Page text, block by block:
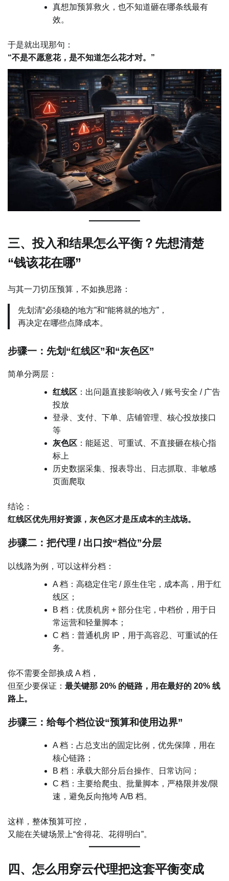
真想加预算救火，也不知道砸在哪条线最有
效。
于是就出现那句：
“不是不愿意花，是不知道怎么花才对。”
三、投入和结果怎么平衡？先想清楚
“钱该花在哪”
与其一刀切压预算，不如换思路：
先划清“必须稳的地方”和“能将就的地方”，
再决定在哪些点降成本。
步骤一：先划“红线区”和“灰色区”
简单分两层：
红线区 ：出问题直接影响收入 / 账号安全 / 广告
投放
登录、支付、下单、店铺管理、核心投放接口
等
灰色区 ：能延迟、可重试、不直接砸在核心指
标上
历史数据采集、报表导出、日志抓取、非敏感
页面爬取
结论：
红线区优先用好资源，灰色区才是压成本的主战场。
步骤二：把代理 / 出口按“档位”分层
以线路为例，可以这样分档：
A 档：高稳定住宅 / 原生住宅，成本高，用于红
线区；
B 档：优质机房 + 部分住宅，中档价，用于日
常运营和轻量脚本；
C 档：普通机房 IP，用于高容忍、可重试的任
务。
你不需要全部换成 A 档，
但至少要保证： 最关键那 20% 的链路，用在最好的 20% 线
路上。
步骤三：给每个档位设“预算和使用边界”
A 档：占总支出的固定比例，优先保障，用在
核心链路；
B 档：承载大部分后台操作、日常访问；
C 档：主要给爬虫、批量脚本，严格限并发/限
速，避免反向拖垮 A/B 档。
这样，整体预算可控，
又能在关键场景上“舍得花、花得明白”。
四、怎么用穿云代理把这套平衡变成